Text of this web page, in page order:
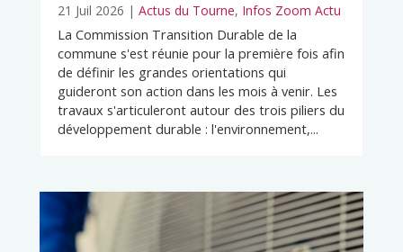
21 Juil 2026 | Actus du Tourne, Infos Zoom Actu
La Commission Transition Durable de la
commune s'est réunie pour la première fois afin
de définir les grandes orientations qui
guideront son action dans les mois à venir. Les
travaux s'articuleront autour des trois piliers du
développement durable : l'environnement,...